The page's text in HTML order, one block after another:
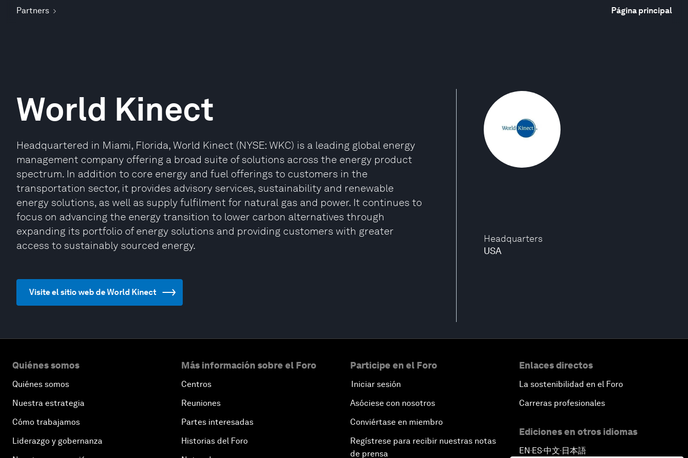
Partners Página principal
Headquarters
USA
World Kinect
Headquartered in Miami, Florida, World Kinect (NYSE: WKC) is a leading global energy
management company offering a broad suite of solutions across the energy product
spectrum. In addition to core energy and fuel offerings to customers in the
transportation sector, it provides advisory services, sustainability and renewable
energy solutions, as well as supply fulfilment for natural gas and power. It continues to
focus on advancing the energy transition to lower carbon alternatives through
expanding its portfolio of energy solutions and providing customers with greater
access to sustainably sourced energy.
Visite el sitio web de World Kinect
Quiénes somos
Quiénes somos
Nuestra estrategia
Cómo trabajamos
Liderazgo y gobernanza
Más información sobre el Foro
Centros
Reuniones
Partes interesadas
Historias del Foro
Participe en el Foro
Iniciar sesión
Asóciese con nosotros
Conviértase en miembro
Regístrese para recibir nuestras notas
de prensa
Enlaces directos
La sostenibilidad en el Foro
Carreras profesionales
Ediciones en otros idiomas
EN ▪ES▪中文▪ 日本語